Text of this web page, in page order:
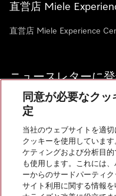
直営店 Miele
直営店 Miele Experience
ニュースレターに
お問い合わせ
InstagramのMiele
YoutubeのMiele
同意が必要なク
定
当社のウェブサイトを適
クッキーを使用していま
ケティングおよび分析目
も使用します。これには
ーからのサードパーティ
サイト利用に関する情報